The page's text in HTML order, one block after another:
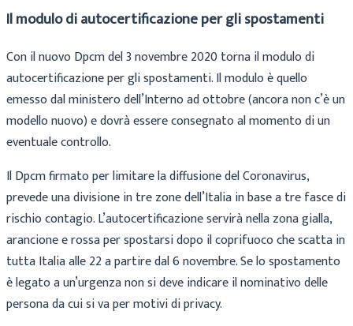
Il modulo di autocertificazione per gli spostamenti
Con il nuovo Dpcm del 3 novembre 2020 torna il modulo di
autocertificazione per gli spostamenti. Il modulo è quello
emesso dal ministero dell’Interno ad ottobre (ancora non c’è un
modello nuovo) e dovrà essere consegnato al momento di un
eventuale controllo.
Il Dpcm firmato per limitare la diffusione del Coronavirus,
prevede una divisione in tre zone dell’Italia in base a tre fasce di
rischio contagio. L’autocertificazione servirà nella zona gialla,
arancione e rossa per spostarsi dopo il coprifuoco che scatta in
tutta Italia alle 22 a partire dal 6 novembre. Se lo spostamento
è legato a un’urgenza non si deve indicare il nominativo delle
persona da cui si va per motivi di privacy.